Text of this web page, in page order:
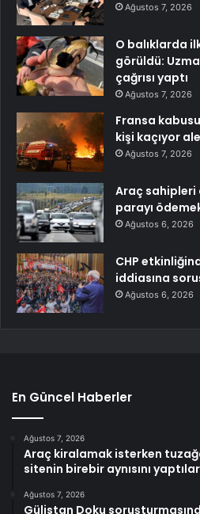
Ağustos 7, 2026
O balıklarda
görüldü:
çağrısı yaptı
Ağustos 7, 2026
Fransa
kişi kaçıyor
Ağustos 7, 2026
Araç sahipleri
parayı
Ağustos 6, 2026
CHP
iddiasına
Ağustos 6, 2026
En Güncel Haberler
Ağustos 7, 2026
Araç kiralamak isterken
sitenin birebir aynısını yaptılar
Ağustos 7, 2026
Gülistan Doku